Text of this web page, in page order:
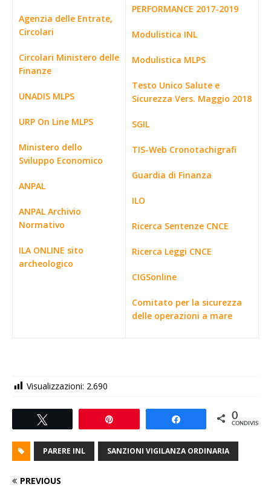
Agenzia delle Entrate,
Circolari
Circolari Ministero delle
Finanze
UNADIS MLPS
URP On Line MLPS
Ministero dello
Sviluppo Economico
ANPAL
ANPAL Archivio
Normativo
ILA ONLINE sito
archeologico
PERFORMANCE 2017-2019
Modulistica INL
Modulistica MLPS
Testo Unico Salute e
Sicurezza Vers. Maggio 2018
SGIL
TIS-Web Cronotachigrafi
Guardia di Finanza
ILO
Ricerca Sentenze CNCE
Ricerca Leggi CNCE
CIGSonline
Comitato per la sicurezza
delle operazioni a mare
Visualizzazioni: 2.690
0
CONDIVISIONI
PARERE INL SANZIONI VIGILANZA ORDINARIA
PREVIOUS